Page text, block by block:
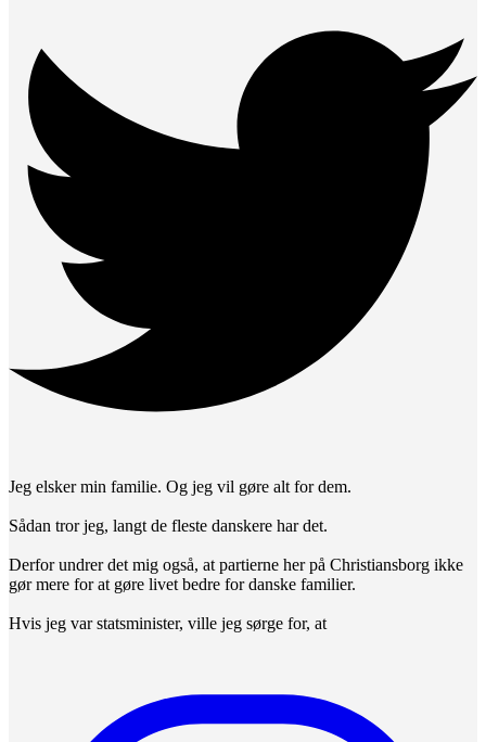
Jeg elsker min familie. Og jeg vil gøre alt for dem.
Sådan tror jeg, langt de fleste danskere har det.
Derfor undrer det mig også, at partierne her på Christiansborg ikke
gør mere for at gøre livet bedre for danske familier.
Hvis jeg var statsminister, ville jeg sørge for, at